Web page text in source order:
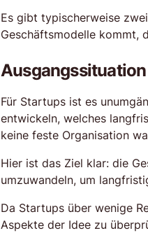
Es gibt typischerweise
Geschäftsmodelle kommt,
Für Startups ist es
entwickeln, welches
keine feste Organisation
Hier ist das Ziel klar: die
umzuwandeln, um
Da Startups über wenige
Aspekte der Idee zu